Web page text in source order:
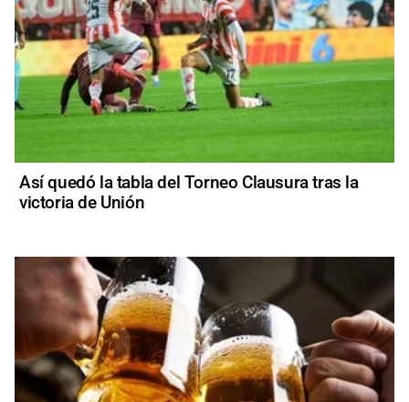
Así quedó la tabla del Torneo Clausura tras la
victoria de Unión